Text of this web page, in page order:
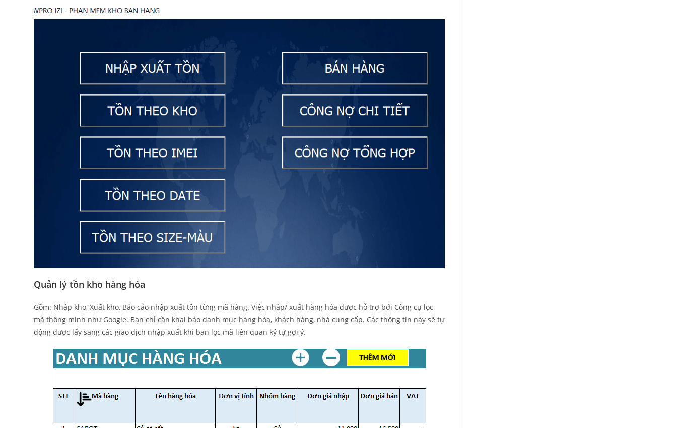
Quản lý tồn kho hàng hóa
Gồm: Nhập kho, Xuất kho, Báo cáo nhập xuất tồn từng mã hàng. Việc nhập/ xuất hàng hóa được hỗ trợ bởi Công cụ lọc
mã thông minh như Google. Bạn chỉ cần khai báo danh mục hàng hóa, khách hàng, nhà cung cấp. Các thông tin này sẽ tự
động được lấy sang các giao dịch nhập xuất khi bạn lọc mã liên quan ký tự gợi ý.